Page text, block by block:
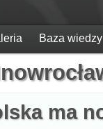
Baza wiedzy
ma